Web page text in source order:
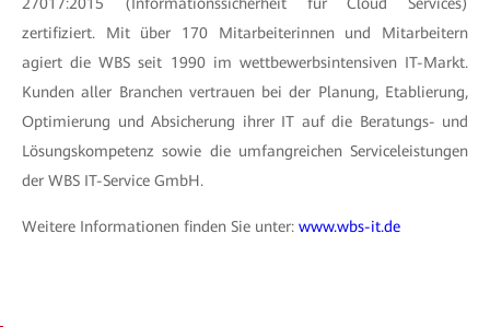
zertifiziert. Mit über 170 Mitarbeiterinnen und Mitarbeitern
agiert die WBS seit 1990 im wettbewerbsintensiven IT-Markt.
Kunden aller Branchen vertrauen bei der Planung, Etablierung,
Optimierung und Absicherung ihrer IT auf die Beratungs- und
Lösungskompetenz sowie die umfangreichen Serviceleistungen
der WBS IT-Service GmbH.
Weitere Informationen finden Sie unter: www.wbs-it.de